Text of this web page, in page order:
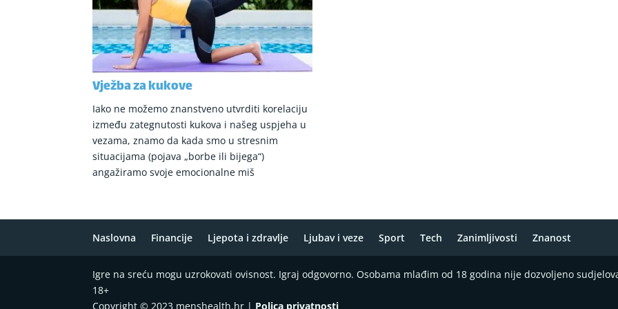
Vježba za kukove
Iako ne možemo znanstveno utvrditi korelaciju
između zategnutosti kukova i našeg uspjeha u
vezama, znamo da kada smo u stresnim
situacijama (pojava „borbe ili bijega“)
angažiramo svoje emocionalne miš
Naslovna Financije Ljepota i zdravlje Ljubav i veze Sport Tech Zanimljivosti Znanost
Igre na sreću mogu uzrokovati ovisnost. Igraj odgovorno. Osobama mlađim od 18 godina nije dozvoljeno
18+
Copyright © 2023 menshealth.hr | Polica privatnosti